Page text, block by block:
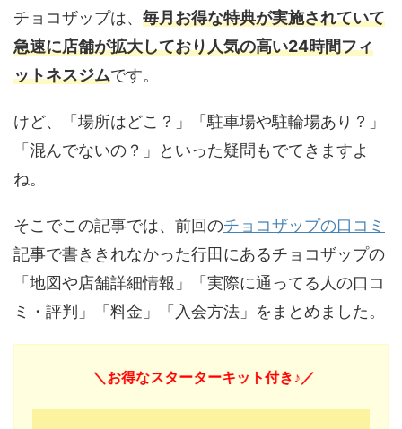
チョコザップは、 毎月お得な特典が実施されていて
急速に店舗が拡大しており人気の高い24時間フィ
ットネスジムです。
けど、「場所はどこ？」「駐車場や駐輪場あり？」
「混んでないの？」といった疑問もでてきますよ
ね。
そこでこの記事では、前回のチョコザップの口コミ
記事で書ききれなかった行田にあるチョコザップの
「地図や店舗詳細情報」「実際に通ってる人の口コ
ミ・評判」「料金」「入会方法」をまとめました。
＼お得なスターターキット付き♪／